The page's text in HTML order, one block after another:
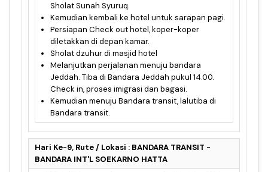
Sholat Sunah Syuruq.
Kemudian kembali ke hotel untuk sarapan pagi.
Persiapan Check out hotel, koper-koper
diletakkan di depan kamar.
Sholat dzuhur di masjid hotel
Melanjutkan perjalanan menuju bandara
Jeddah. Tiba di Bandara Jeddah pukul 14.00.
Check in, proses imigrasi dan bagasi.
Kemudian menuju Bandara transit, lalutiba di
Bandara transit.
Hari Ke-9, Rute / Lokasi : BANDARA TRANSIT -
BANDARA INT'L SOEKARNO HATTA